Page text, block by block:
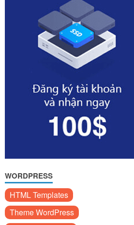
WORDPRESS
HTML Templates
Theme WordPress